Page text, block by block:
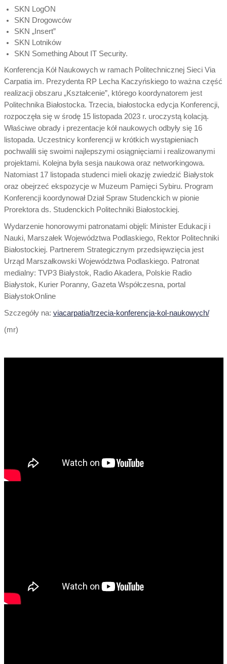
SKN LogON
SKN Drogowców
SKN „Insert”
SKN Lotników
SKN Something About IT Security.
Konferencja Kół Naukowych w ramach Politechnicznej Sieci Via
Carpatia im. Prezydenta RP Lecha Kaczyńskiego to ważna część
realizacji obszaru „Kształcenie”, którego koordynatorem jest
Politechnika Białostocka. Trzecia, białostocka edycja Konferencji,
rozpoczęła się w środę 15 listopada 2023 r. uroczystą kolacją.
Właściwe obrady i prezentacje kół naukowych odbyły się 16
listopada. Uczestnicy konferencji w krótkich wystąpieniach
pochwalili się swoimi najlepszymi osiągnięciami i realizowanymi
projektami. Kolejna była sesja naukowa oraz networkingowa.
Natomiast 17 listopada studenci mieli okazję zwiedzić Białystok
oraz obejrzeć ekspozycje w Muzeum Pamięci Sybiru. Program
Konferencji koordynował Dział Spraw Studenckich w pionie
Prorektora ds. Studenckich Politechniki Białostockiej.
Wydarzenie honorowymi patronatami objęli: Minister Edukacji i
Nauki, Marszałek Województwa Podlaskiego, Rektor Politechniki
Białostockiej. Partnerem Strategicznym przedsięwzięcia jest
Urząd Marszałkowski Województwa Podlaskiego. Patronat
medialny: TVP3 Białystok, Radio Akadera, Polskie Radio
Białystok, Kurier Poranny, Gazeta Współczesna, portal
BiałystokOnline
Szczegóły na: viacarpatia/trzecia-konferencja-kol-naukowych/
(mr)